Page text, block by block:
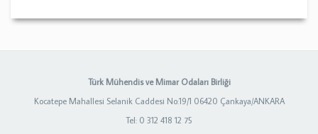
Türk Mühendis ve Mimar Odaları Birliği
Kocatepe Mahallesi Selanik Caddesi No:19/1 06420 Çankaya/ANKARA
Tel: 0 312 418 12 75